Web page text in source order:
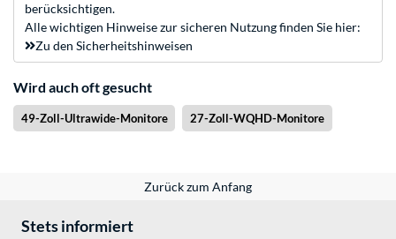
berücksichtigen.
Alle wichtigen Hinweise zur sicheren Nutzung finden Sie hier:
Zu den Sicherheitshinweisen
Wird auch oft gesucht
49-Zoll-Ultrawide-Monitore 27-Zoll-WQHD-Monitore
Zurück zum Anfang
Stets informiert